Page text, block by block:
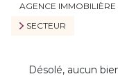
AGENCE IMMOBILIÈRE
SECTEUR
Désolé, aucun